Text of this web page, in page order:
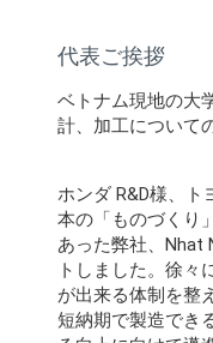
代表ご挨拶
ベトナム現地の大
計、加工について
ホンダ R&D様、
本の「ものづくり
あった弊社、Nhat
トしました。徐
が出来る体制を整
短納期で製造でき